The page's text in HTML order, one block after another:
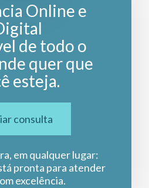
Online e
de todo o
quer que
esteja.
consulta
em qualquer lugar:
pronta para atender
excelência.